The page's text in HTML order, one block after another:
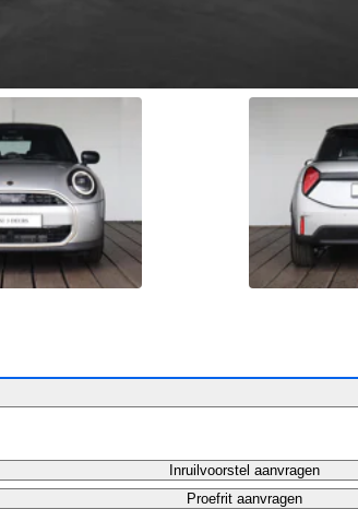
Inruilvoorstel aanvragen
Proefrit aanvragen